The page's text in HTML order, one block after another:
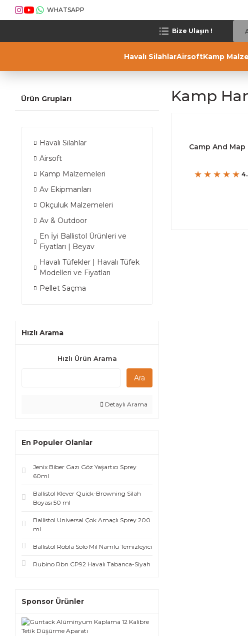
WHATSAPP
Bize Ulaşın !
Havalı SilahlarAirsoftKamp
Ürün Grupları
Havalı Silahlar
Airsoft
Kamp Malzemeleri
Av Ekipmanları
Okçuluk Malzemeleri
Av & Outdoor
En İyi Ballistol Ürünleri ve
Fiyatları | Beyav
Havalı Tüfekler | Havalı Tüfek
Modelleri ve Fiyatları
Pellet Saçma
Hızlı Arama
Hızlı Ürün Arama
Ara
Detaylı Arama
En Populer Olanlar
Jenix Biber Gazı Göz Yaşartıcı Sprey
60ml
Ballistol Klever Quick-Browning Silah
Boyası 50 ml
Ballistol Universal Çok Amaçlı Sprey 200
ml
Ballistol Robla Solo Mıl Namlu Temizleyici
Rubino Rbn CP92 Havalı Tabanca-Siyah
Sponsor Ürünler
Kamp
Camp And